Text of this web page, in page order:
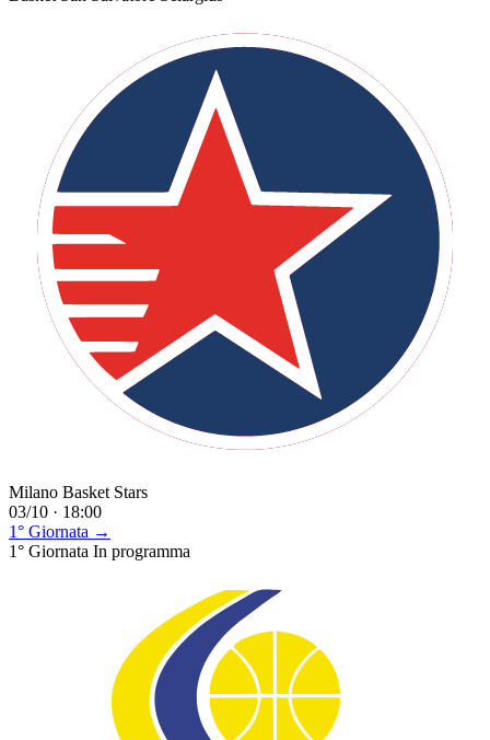
Milano Basket Stars
03/10 · 18:00
1° Giornata →
1° Giornata In programma